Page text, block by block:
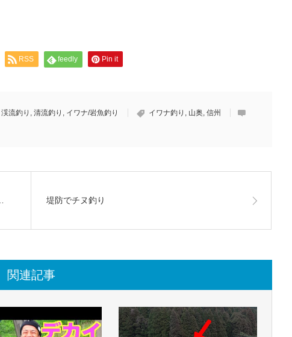
RSS feedly Pin it
渓流釣り 清流釣り イワナ/岩魚釣り イワナ釣り 山奥 信州
堤防でチヌ釣り
関連記事